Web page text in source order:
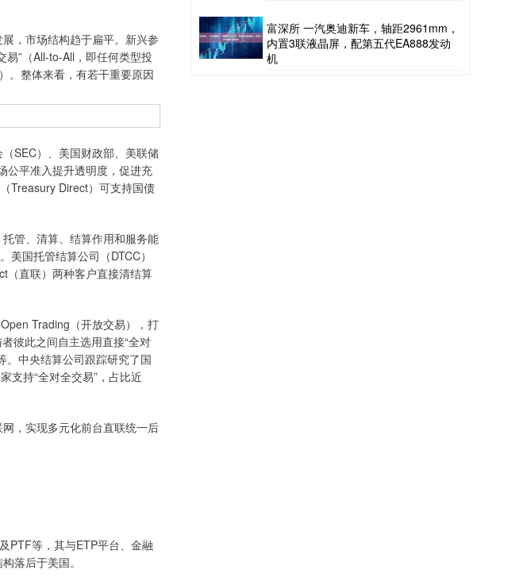
，市场结构趋于扁平。新兴参
”（All-to-All，即任何类型投
。整体来看，有若干重要原因
SEC）、美国财政部、美联储
公平准入提升透明度，促进充
Treasury Direct）可支持国债
管、清算、结算作用和服务能
国托管结算公司（DTCC）
（直联）两种客户直接清结算
Trading（开放交易），打
彼此之间自主选用直接“全对
。中央结算公司跟踪研究了国
支持“全对全交易”，占比近
，实现多元化前台直联统一后
PTF等，其与ETP平台、金融
落后于美国。
富深所 一汽奥迪新车，轴距2961mm，
内置3联液晶屏，配第五代EA888发动
机